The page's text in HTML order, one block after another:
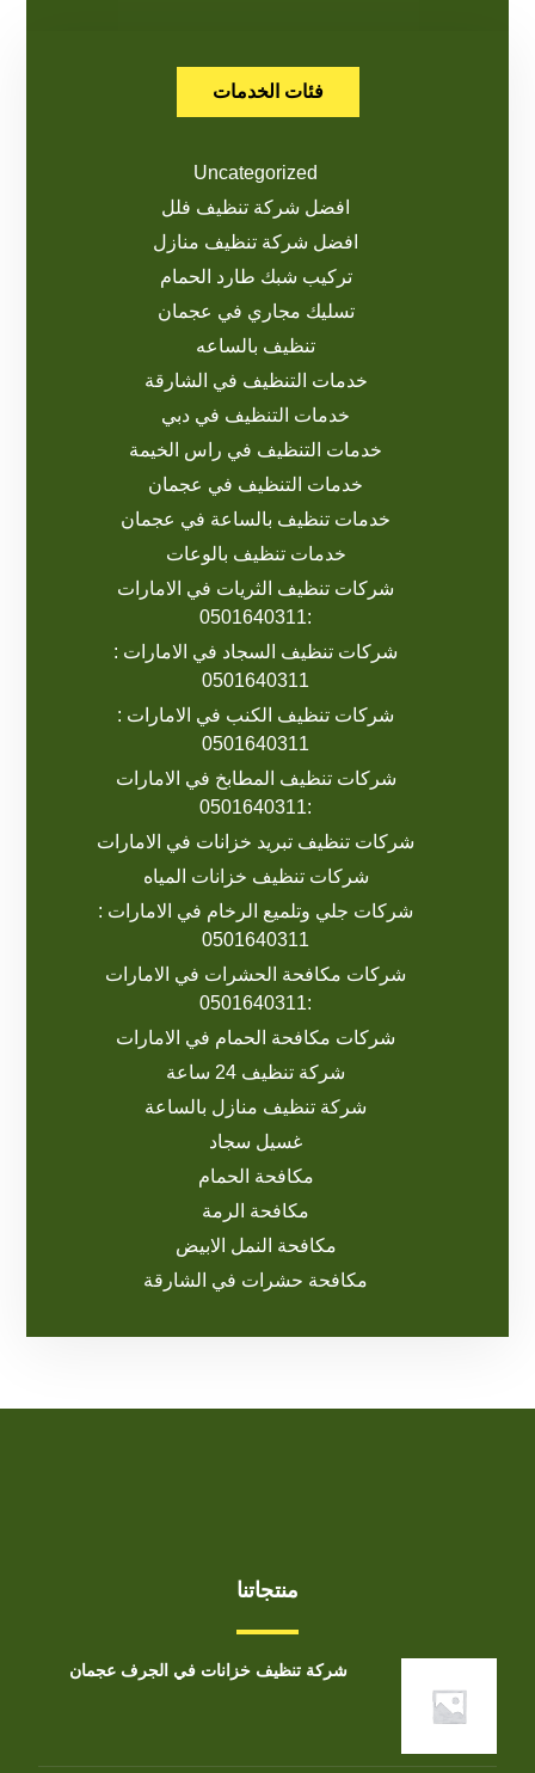
فئات الخدمات
Uncategorized
افضل شركة تنظيف فلل
افضل شركة تنظيف منازل
تركيب شبك طارد الحمام
تسليك مجاري في عجمان
تنظيف بالساعه
خدمات التنظيف في الشارقة
خدمات التنظيف في دبي
خدمات التنظيف في راس الخيمة
خدمات التنظيف في عجمان
خدمات تنظيف بالساعة في عجمان
خدمات تنظيف بالوعات
شركات تنظيف الثريات في الامارات
:0501640311
شركات تنظيف السجاد في الامارات :
0501640311
شركات تنظيف الكنب في الامارات :
0501640311
شركات تنظيف المطابخ في الامارات
:0501640311
شركات تنظيف تبريد خزانات في الامارات
شركات تنظيف خزانات المياه
شركات جلي وتلميع الرخام في الامارات :
0501640311
شركات مكافحة الحشرات في الامارات
:0501640311
شركات مكافحة الحمام في الامارات
شركة تنظيف 24 ساعة
شركة تنظيف منازل بالساعة
غسيل سجاد
مكافحة الحمام
مكافحة الرمة
مكافحة النمل الابيض
مكافحة حشرات في الشارقة
منتجاتنا
شركة تنظيف خزانات في الجرف عجمان